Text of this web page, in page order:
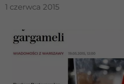
1 czerwca 2015